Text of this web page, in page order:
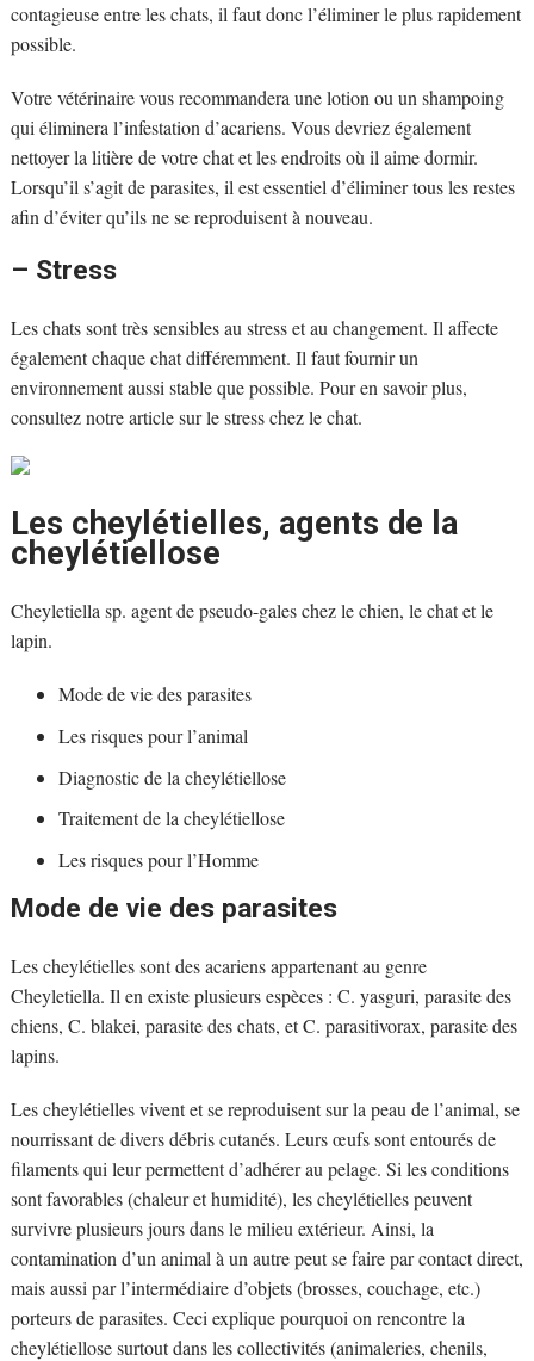
contagieuse entre les chats, il faut donc l’éliminer le plus rapidement
possible.
Votre vétérinaire vous recommandera une lotion ou un shampoing
qui éliminera l’infestation d’acariens. Vous devriez également
nettoyer la litière de votre chat et les endroits où il aime dormir.
Lorsqu’il s’agit de parasites, il est essentiel d’éliminer tous les restes
afin d’éviter qu’ils ne se reproduisent à nouveau.
– Stress
Les chats sont très sensibles au stress et au changement. Il affecte
également chaque chat différemment. Il faut fournir un
environnement aussi stable que possible. Pour en savoir plus,
consultez notre article sur le stress chez le chat.
Les cheylétielles, agents de la
cheylétiellose
Cheyletiella sp. agent de pseudo-gales chez le chien, le chat et le
lapin.
Mode de vie des parasites
Les risques pour l’animal
Diagnostic de la cheylétiellose
Traitement de la cheylétiellose
Les risques pour l’Homme
Mode de vie des parasites
Les cheylétielles sont des acariens appartenant au genre
Cheyletiella. Il en existe plusieurs espèces : C. yasguri, parasite des
chiens, C. blakei, parasite des chats, et C. parasitivorax, parasite des
lapins.
Les cheylétielles vivent et se reproduisent sur la peau de l’animal, se
nourrissant de divers débris cutanés. Leurs œufs sont entourés de
filaments qui leur permettent d’adhérer au pelage. Si les conditions
sont favorables (chaleur et humidité), les cheylétielles peuvent
survivre plusieurs jours dans le milieu extérieur. Ainsi, la
contamination d’un animal à un autre peut se faire par contact direct,
mais aussi par l’intermédiaire d’objets (brosses, couchage, etc.)
porteurs de parasites. Ceci explique pourquoi on rencontre la
cheylétiellose surtout dans les collectivités (animaleries, chenils,